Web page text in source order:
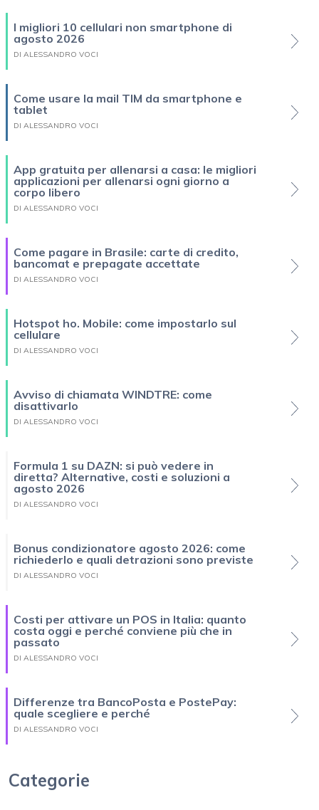
I migliori 10 cellulari non smartphone di
agosto 2026
DI ALESSANDRO VOCI
Come usare la mail TIM da smartphone e
tablet
DI ALESSANDRO VOCI
App gratuita per allenarsi a casa: le migliori
applicazioni per allenarsi ogni giorno a
corpo libero
DI ALESSANDRO VOCI
Come pagare in Brasile: carte di credito,
bancomat e prepagate accettate
DI ALESSANDRO VOCI
Hotspot ho. Mobile: come impostarlo sul
cellulare
DI ALESSANDRO VOCI
Avviso di chiamata WINDTRE: come
disattivarlo
DI ALESSANDRO VOCI
Formula 1 su DAZN: si può vedere in
diretta? Alternative, costi e soluzioni a
agosto 2026
DI ALESSANDRO VOCI
Bonus condizionatore agosto 2026: come
richiederlo e quali detrazioni sono previste
DI ALESSANDRO VOCI
Costi per attivare un POS in Italia: quanto
costa oggi e perché conviene più che in
passato
DI ALESSANDRO VOCI
Differenze tra BancoPosta e PostePay:
quale scegliere e perché
DI ALESSANDRO VOCI
Categorie